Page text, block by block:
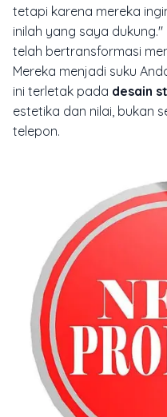
tetapi karena mereka
inilah yang saya
telah bertransformasi
Mereka menjadi suku
ini terletak pada desain
estetika dan nilai, bukan
telepon.